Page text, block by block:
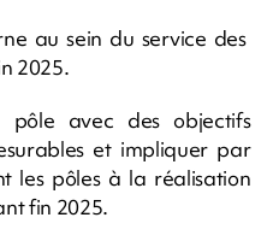
au sein du service des
2025.
avec des objectifs
et impliquer par
les pôles à la réalisation
fin 2025.